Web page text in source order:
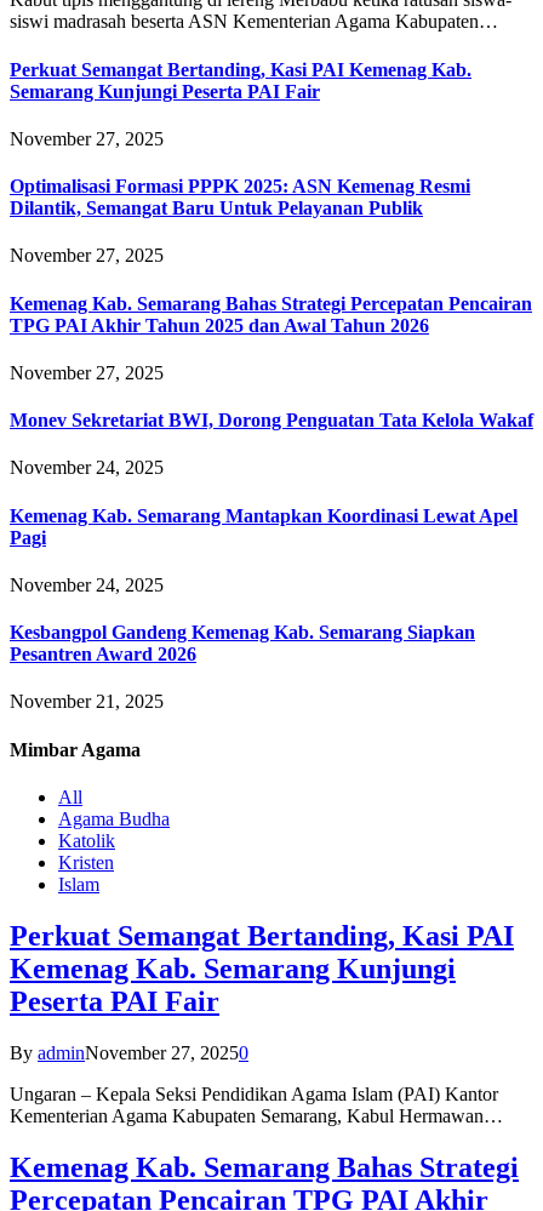
siswi madrasah beserta ASN Kementerian Agama Kabupaten…
Perkuat Semangat Bertanding, Kasi PAI Kemenag Kab.
Semarang Kunjungi Peserta PAI Fair
November 27, 2025
Optimalisasi Formasi PPPK 2025: ASN Kemenag Resmi
Dilantik, Semangat Baru Untuk Pelayanan Publik
November 27, 2025
Kemenag Kab. Semarang Bahas Strategi Percepatan Pencairan
TPG PAI Akhir Tahun 2025 dan Awal Tahun 2026
November 27, 2025
Monev Sekretariat BWI, Dorong Penguatan Tata Kelola Wakaf
November 24, 2025
Kemenag Kab. Semarang Mantapkan Koordinasi Lewat Apel
Pagi
November 24, 2025
Kesbangpol Gandeng Kemenag Kab. Semarang Siapkan
Pesantren Award 2026
November 21, 2025
Mimbar Agama
All
Agama Budha
Katolik
Kristen
Islam
Perkuat Semangat Bertanding, Kasi PAI
Kemenag Kab. Semarang Kunjungi
Peserta PAI Fair
By adminNovember 27, 20250
Ungaran – Kepala Seksi Pendidikan Agama Islam (PAI) Kantor
Kementerian Agama Kabupaten Semarang, Kabul Hermawan…
Kemenag Kab. Semarang Bahas Strategi
Percepatan Pencairan TPG PAI Akhir